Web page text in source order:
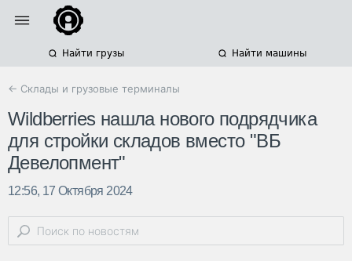
Найти грузы Найти машины
← Склады и грузовые терминалы
Wildberries нашла нового подрядчика
для стройки складов вместо "ВБ
Девелопмент"
12:56, 17 Октября 2024